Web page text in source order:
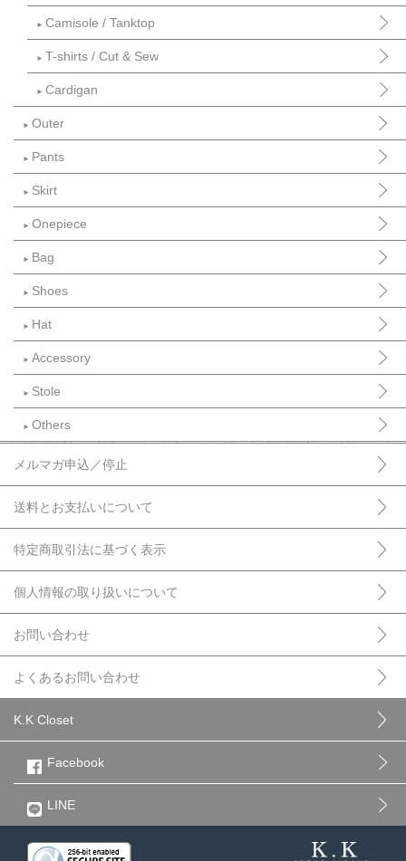
► Camisole / Tanktop
► T-shirts / Cut & Sew
► Cardigan
► Outer
► Pants
► Skirt
► Onepiece
► Bag
► Shoes
► Hat
► Accessory
► Stole
► Others
メルマガ申込／停止
送料とお支払いについて
特定商取引法に基づく表示
個人情報の取り扱いについて
お問い合わせ
よくあるお問い合わせ
K.K Closet
Facebook
LINE